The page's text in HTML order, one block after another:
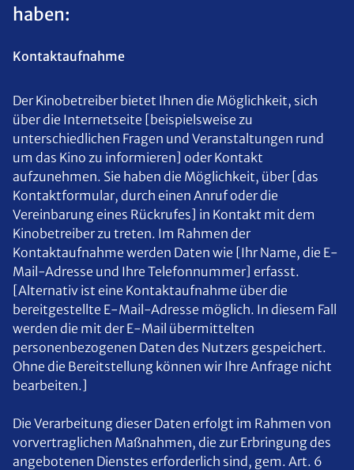
haben:
Kontaktaufnahme
Der Kinobetreiber bietet Ihnen die Möglichkeit, sich
über die Internetseite [beispielsweise zu
unterschiedlichen Fragen und Veranstaltungen rund
um das Kino zu informieren] oder Kontakt
aufzunehmen. Sie haben die Möglichkeit, über [das
Kontaktformular, durch einen Anruf oder die
Vereinbarung eines Rückrufes] in Kontakt mit dem
Kinobetreiber zu treten. Im Rahmen der
Kontaktaufnahme werden Daten wie [Ihr Name, die E-
Mail-Adresse und Ihre Telefonnummer] erfasst.
[Alternativ ist eine Kontaktaufnahme über die
bereitgestellte E-Mail-Adresse möglich. In diesem Fall
werden die mit der E-Mail übermittelten
personenbezogenen Daten des Nutzers gespeichert.
Ohne die Bereitstellung können wir Ihre Anfrage nicht
bearbeiten.]
Die Verarbeitung dieser Daten erfolgt im Rahmen von
vorvertraglichen Maßnahmen, die zur Erbringung des
angebotenen Dienstes erforderlich sind, gem. Art. 6